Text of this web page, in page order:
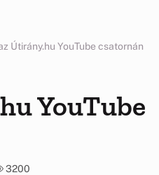
Útirány.hu YouTube csatornán
YouTube
3200